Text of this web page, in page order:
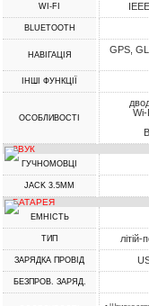
WI-FI
BLUETOOTH
НАВІГАЦІЯ
GPS,
ІНШІ ФУНКЦІЇ
ОСОБЛИВОСТІ
Wi-
ЗВУК
ГУЧНОМОВЦІ
JACK 3.5MM
БАТАРЕЯ
ЕМНІСТЬ
ТИП
ЗАРЯДКА ПРОВІД
БЕЗПРОВ. ЗАРЯД.